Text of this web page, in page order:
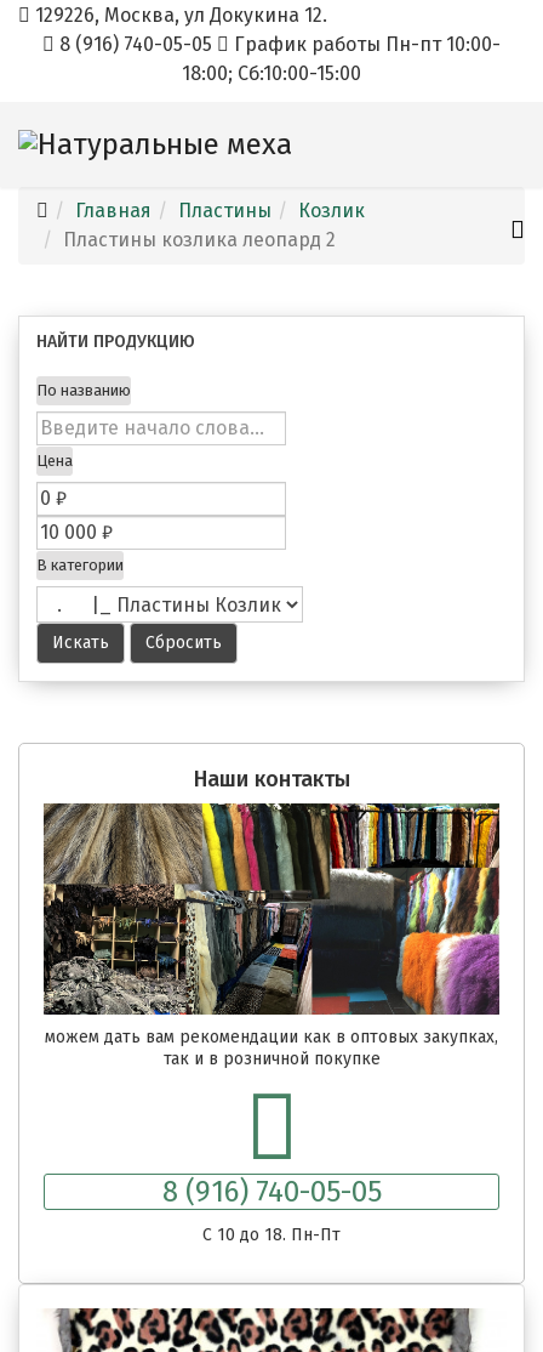
129226, Москва, ул Докукина 12.
8 (916) 740-05-05
График работы Пн-пт 10:00-
18:00; Cб:10:00-15:00
Главная Пластины
Козлик
Пластины козлика леопард 2
НАЙТИ ПРОДУКЦИЮ
По названию
Цена
В категории
Наши контакты
можем дать вам рекомендации как в оптовых закупках,
так и в розничной покупке
8 (916) 740-05-05
C 10 до 18. Пн-Пт